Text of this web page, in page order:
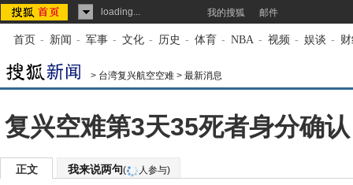
loading... 我的搜狐 邮件
首页 - 新闻 - 军事 - 文化 - 历史 - 体育 - NBA - 视频 - 娱谈 -
> 台湾复兴航空空难 > 最新消息
复兴空难第3天35死者身分确
正文 我来说两句( 人参与)